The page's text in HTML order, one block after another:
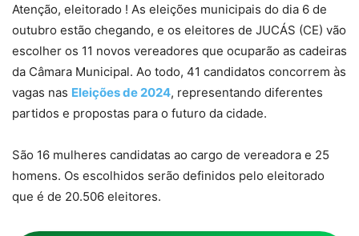
Atenção, eleitorado ! As eleições municipais do dia 6 de
outubro estão chegando, e os eleitores de JUCÁS (CE) vão
escolher os 11 novos vereadores que ocuparão as cadeiras
da Câmara Municipal. Ao todo, 41 candidatos concorrem às
vagas nas Eleições de 2024, representando diferentes
partidos e propostas para o futuro da cidade.
São 16 mulheres candidatas ao cargo de vereadora e 25
homens. Os escolhidos serão definidos pelo eleitorado
que é de 20.506 eleitores.